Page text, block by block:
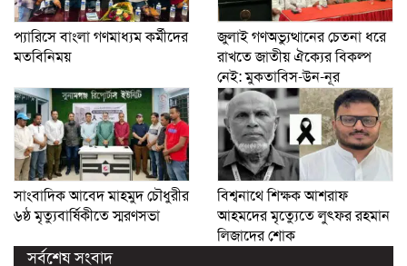
প্যারিসে বাংলা গণমাধ্যম কর্মীদের
মতবিনিময়
জুলাই গণঅভ্যুত্থানের চেতনা ধরে
রাখতে জাতীয় ঐক্যের বিকল্প
নেই: মুকতাবিস-উন-নূর
সাংবাদিক আবেদ মাহমুদ চৌধুরীর
৬ষ্ঠ মৃত্যুবার্ষিকীতে স্মরণসভা
বিশ্বনাথে শিক্ষক আশরাফ
আহমদের মৃত্যুেতে লুৎফর রহমান
লিজাদের শোক
সর্বশেষ সংবাদ